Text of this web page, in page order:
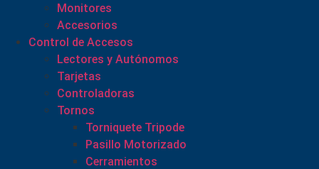
Monitores
Accesorios
Control de Accesos
Lectores y Autónomos
Tarjetas
Controladoras
Tornos
Torniquete Tripode
Pasillo Motorizado
Cerramientos